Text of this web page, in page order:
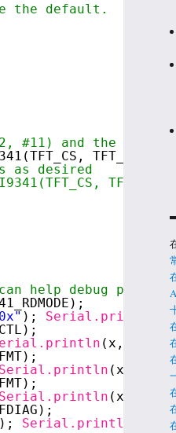
the default.
#11) and the above
TFT_DC,
as desired
TFT_DC,
help debug
); Serial.println
(x, HEX);
Serial.println (x, HEX);
Serial.println (x,
); Serial.println
(x,